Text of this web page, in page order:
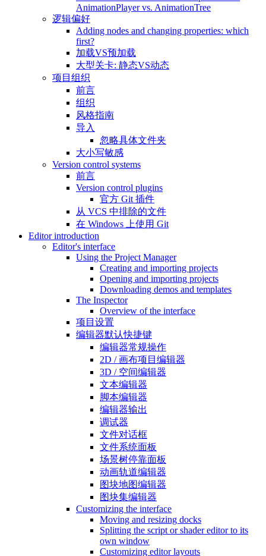
AnimationPlayer vs. AnimationTree
逻辑偏好
Adding nodes and changing properties: which
first?
加载VS预加载
大型关卡: 静态VS动态
项目组织
前言
组织
风格指南
导入
忽略具体文件夹
大小写敏感
Version control systems
前言
Version control plugins
官方 Git 插件
从 VCS 中排除的文件
在 Windows 上使用 Git
Editor introduction
Editor's interface
Using the Project Manager
Creating and importing projects
Opening and importing projects
Downloading demos and templates
The Inspector
Overview of the interface
项目设置
编辑器默认快捷键
编辑器常规操作
2D / 画布项目编辑器
3D / 空间编辑器
文本编辑器
脚本编辑器
编辑器输出
调试器
文件对话框
文件系统面板
场景树停靠面板
动画轨道编辑器
图块地图编辑器
图块集编辑器
Customizing the interface
Moving and resizing docks
Splitting the script or shader editor to its
own window
Customizing editor layouts